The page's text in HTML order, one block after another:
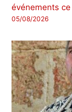
événements
05/08/2026